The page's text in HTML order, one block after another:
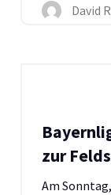
David
zur
Am